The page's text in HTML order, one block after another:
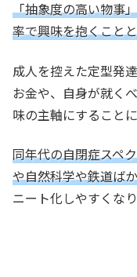
「抽象度の高い物事
率で興味を抱くこと
成人を控えた定型発
お金や、自身が就く
味の主軸にすることに
同年代の自閉症スペ
や自然科学や鉄道ば
ニート化しやすくなり